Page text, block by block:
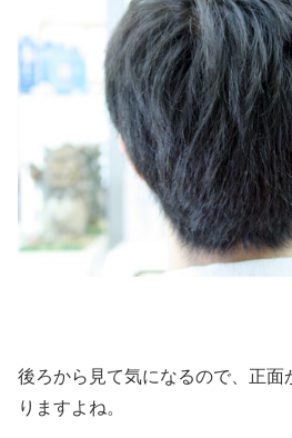
後ろから見て気になるので、正面
りますよね。